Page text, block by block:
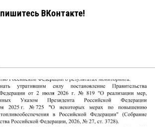
ВКонтакте!